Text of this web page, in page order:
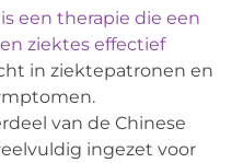
een therapie die een
ziektes effectief
in ziektepatronen en
van de Chinese
ingezet voor